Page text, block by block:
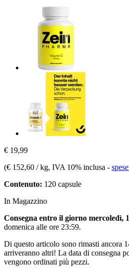
€ 19,99
(€ 152,60 / kg, IVA 10% inclusa -
Contenuto: 120 capsule
In Magazzino
Consegna entro il giorno mercoledì,
domenica alle ore 23:59.
Di questo articolo sono rimasti ancora
arriveranno altri! La data di consegna
vengono ordinati più pezzi.